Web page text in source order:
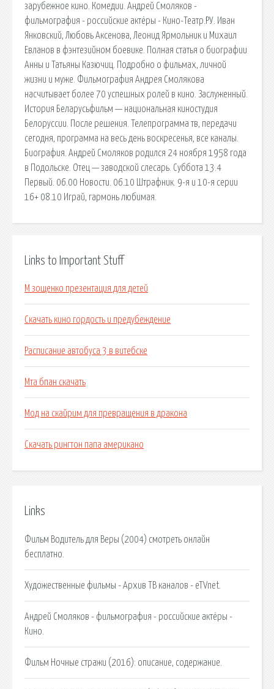
зарубежное кино. Комедии. Андрей Смоляков -
фильмография - российские актёры - Кино-Театр.РУ. Иван
Янковский, Любовь Аксенова, Леонид Ярмольник и Михаил
Евланов в фэнтезийном боевике. Полная статья о биографии
Анны и Татьяны Казючиц. Подробно о фильмах, личной
жизни и муже. Фильмография Андрея Смолякова
насчитывает более 70 успешных ролей в кино. Заслуженный.
История Беларусьфильм — национальная киностудия
Белоруссии. После решения. Телепрограмма тв, передачи
сегодня, программа на весь день воскресенья, все каналы.
Биография. Андрей Смоляков родился 24 ноября 1958 года
в Подольске. Отец — заводской слесарь. Суббота 13.4
Первый. 06.00 Новости. 06.10 Штрафник. 9-я и 10-я серии
16+ 08.10 Играй, гармонь любимая.
Links to Important Stuff
М зощенко презентация для детей
Скачать кино гордость и предубеждение
Расписание автобуса 3 в витебске
Мта бпан скачать
Мод на скайрим для превращения в дракона
Скачать рингтон папа американо
Links
Фильм Водитель для Веры (2004) смотреть онлайн
бесплатно.
Художественные фильмы - Архив ТВ каналов - eTVnet.
Андрей Смоляков - фильмография - российские актёры -
Кино.
Фильм Ночные стражи (2016): описание, содержание.